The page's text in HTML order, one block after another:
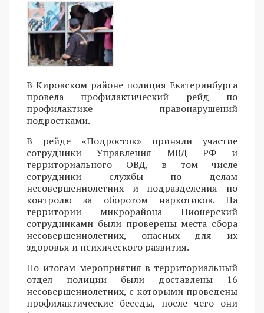
В Кировском районе полиция Екатеринбурга
провела профилактический рейд по
профилактике правонарушений
подростками.
В рейде «Подросток» приняли участие
сотрудники Управления МВД РФ и
территориального ОВД, в том числе
сотрудники службы по делам
несовершеннолетних и подразделения по
контролю за оборотом наркотиков. На
территории микрорайона Пионерский
сотрудниками были проверены места сбора
несовершеннолетних, опасных для их
здоровья и психического развития.
По итогам мероприятия в территориальный
отдел полиции были доставлены 16
несовершеннолетних, с которыми проведены
профилактические беседы, после чего они